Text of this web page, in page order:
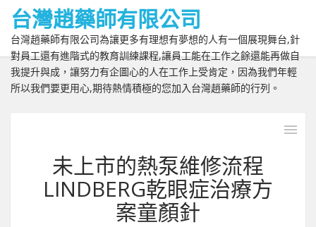
台灣趙藥師有限公司
台灣趙藥師有限公司為讓更多有理想有夢想的人有一個展現舞台,針
對員工還有進階式的教育訓練課程,讓員工能在工作之餘還能再做自
我提升與成，讓努力有企圖心的人在工作上受肯定，因為我們年輕
所以我們要更用心,期待熱情積極的您加入台灣趙藥師的行列。
未上市的熱泵維修流程
LINDBERG乾眼症治療方
案童顏針